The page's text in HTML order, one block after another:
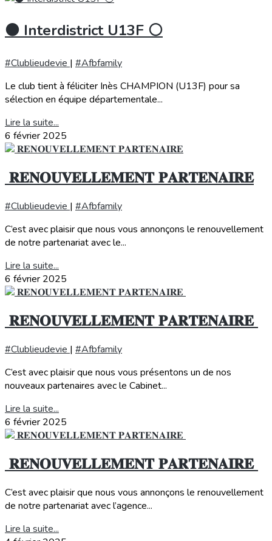
⚫️ Interdistrict U13F ⚪️
#Clublieudevie | #Afbfamily
Le club tient à féliciter Inès CHAMPION (U13F) pour sa
sélection en équipe départementale...
Lire la suite...
6 février 2025
️ 𝐑𝐄𝐍𝐎𝐔𝐕𝐄𝐋𝐋𝐄𝐌𝐄𝐍𝐓 𝐏𝐀𝐑𝐓𝐄𝐍𝐀𝐈𝐑𝐄
#Clublieudevie | #Afbfamily
C’est avec plaisir que nous vous annonçons le renouvellement
de notre partenariat avec le...
Lire la suite...
6 février 2025
️ 𝐑𝐄𝐍𝐎𝐔𝐕𝐄𝐋𝐋𝐄𝐌𝐄𝐍𝐓 𝐏𝐀𝐑𝐓𝐄𝐍𝐀𝐈𝐑𝐄
#Clublieudevie | #Afbfamily
C’est avec plaisir que nous vous présentons un de nos
nouveaux partenaires avec le Cabinet...
Lire la suite...
6 février 2025
️ 𝐑𝐄𝐍𝐎𝐔𝐕𝐄𝐋𝐋𝐄𝐌𝐄𝐍𝐓 𝐏𝐀𝐑𝐓𝐄𝐍𝐀𝐈𝐑𝐄
C’est avec plaisir que nous vous annonçons le renouvellement
de notre partenariat avec l’agence...
Lire la suite...